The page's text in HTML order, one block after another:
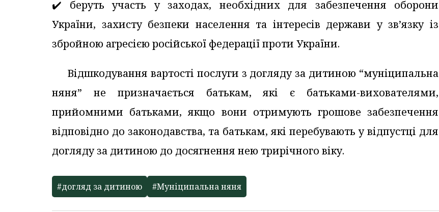
✔️ беруть участь у заходах, необхідних для забезпечення оборони
України, захисту безпеки населення та інтересів держави у зв’язку із
збройною агресією російської федерації проти України.
Відшкодування вартості послуги з догляду за дитиною “муніципальна
няня” не призначається батькам, які є батьками-вихователями,
прийомними батьками, якщо вони отримують грошове забезпечення
відповідно до законодавства, та батькам, які перебувають у відпустці для
догляду за дитиною до досягнення нею трирічного віку.
#догляд за дитиною #Муніципальна няня